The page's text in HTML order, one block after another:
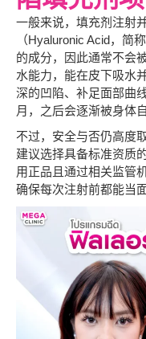
一般来说，填充剂注射
（Hyaluronic Acid，简
的成分，因此通常不会
水能力，能在皮下吸水
深的凹陷、补足面部曲
月，之后会逐渐被身体
不过，安全与否仍高度
建议选择具备标准资质
用正品且通过相关监管
确保每次注射前都能当